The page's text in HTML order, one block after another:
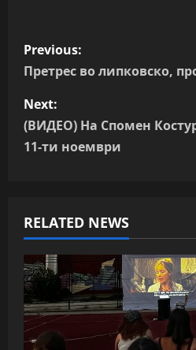
P
o
s
t
v
i
g
a
Previous:
Претрес во липковско,
Next:
(ВИДЕО) На Спомен
11-ти ноември
RELATED NEWS